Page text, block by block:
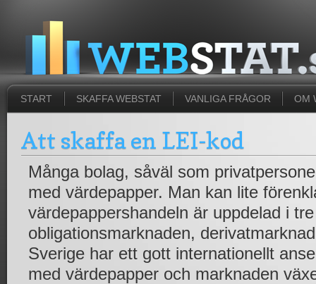
START SKAFFA WEBSTAT VANLIGA FRÅGOR OM
Att skaffa en LEI-kod
Många bolag, såväl som
med värdepapper. Man kan lite
värdepappershandeln är uppdelad i
obligationsmarknaden,
Sverige har ett gott internationellt
med värdepapper och marknaden